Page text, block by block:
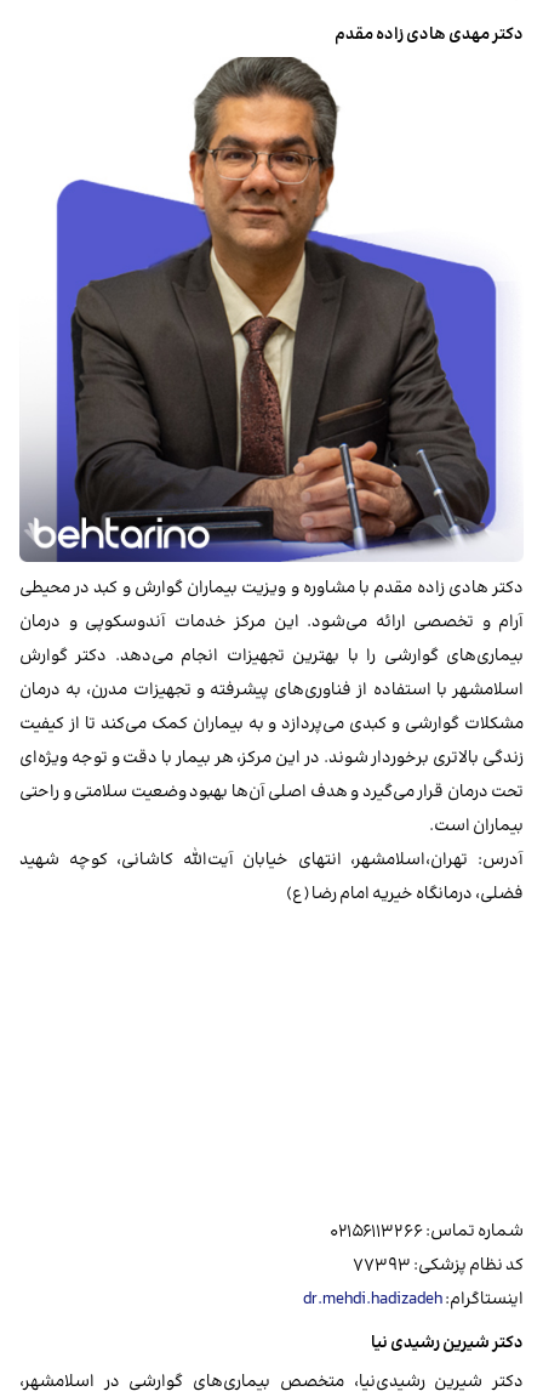
دکتر مهدی هادی زاده مقدم
دکتر هادی زاده مقدم با مشاوره و ویزیت بیماران گوارش و کبد در محیطی
آرام و تخصصی ارائه می‌شود. این مرکز خدمات آندوسکوپی و درمان
بیماری‌های گوارشی را با بهترین تجهیزات انجام می‌دهد. دکتر گوارش
اسلامشهر با استفاده از فناوری‌های پیشرفته و تجهیزات مدرن، به درمان
مشکلات گوارشی و کبدی می‌پردازد و به بیماران کمک می‌کند تا از کیفیت
زندگی بالاتری برخوردار شوند. در این مرکز، هر بیمار با دقت و توجه ویژه‌ای
تحت درمان قرار می‌گیرد و هدف اصلی آن‌ها بهبود وضعیت سلامتی و راحتی
بیماران است.
آدرس: تهران،اسلامشهر، انتهای خیابان آیت‌الله کاشانی، کوچه شهید
فضلی، درمانگاه خیریه امام رضا (ع)
شماره تماس: ۰۲۱۵۶۱۱۳۲۶۶
کد نظام پزشکی: ۷۷۳۹۳
اینستاگرام:dr.mehdi.hadizadeh
دکتر شیرین رشیدی نیا
دکتر شیرین رشیدی‌نیا، متخصص بیماری‌های گوارشی در اسلامشهر،